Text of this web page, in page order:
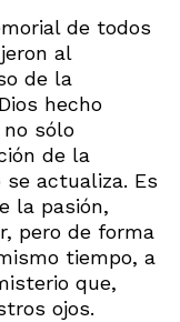
de todos
al
de la
hecho
sólo
de la
actualiza. Es
la pasión,
pero de forma
tiempo, a
que,
ojos.